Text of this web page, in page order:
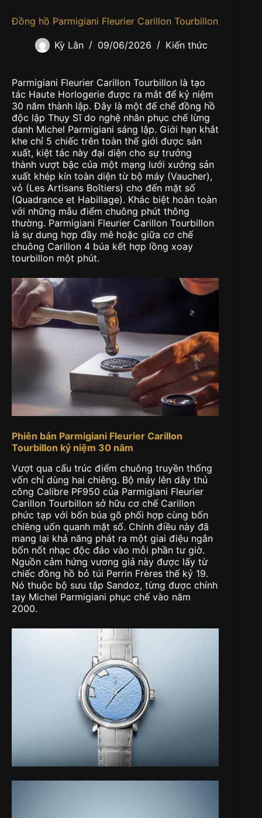
Đồng hồ Parmigiani Fleurier Carillon Tourbillon
Kỳ Lân 09/06/2026 Kiến thức
Parmigiani Fleurier Carillon Tourbillon là tạo
tác Haute Horlogerie được ra mắt để kỷ niệm
30 năm thành lập. Đây là một đế chế đồng hồ
độc lập Thụy Sĩ do nghệ nhân phục chế lừng
danh Michel Parmigiani sáng lập. Giới hạn khắt
khe chỉ 5 chiếc trên toàn thế giới được sản
xuất, kiệt tác này đại diện cho sự trưởng
thành vượt bậc của một mạng lưới xưởng sản
xuất khép kín toàn diện từ bộ máy (Vaucher),
vỏ (Les Artisans Boîtiers) cho đến mặt số
(Quadrance et Habillage). Khác biệt hoàn toàn
với những mẫu điểm chuông phút thông
thường. Parmigiani Fleurier Carillon Tourbillon
là sự dung hợp đầy mê hoặc giữa cơ chế
chuông Carillon 4 búa kết hợp lồng xoay
tourbillon một phút.
Phiên bản Parmigiani Fleurier Carillon
Tourbillon kỷ niệm 30 năm
Vượt qua cấu trúc điểm chuông truyền thống
vốn chỉ dùng hai chiêng. Bộ máy lên dây thủ
công Calibre PF950 của Parmigiani Fleurier
Carillon Tourbillon sở hữu cơ chế Carillon
phức tạp với bốn búa gõ phối hợp cùng bốn
chiêng uốn quanh mặt số. Chính điều này đã
mang lại khả năng phát ra một giai điệu ngắn
bốn nốt nhạc độc đáo vào mỗi phần tư giờ.
Nguồn cảm hứng vương giả này được lấy từ
chiếc đồng hồ bỏ túi Perrin Frères thế kỷ 19.
Nó thuộc bộ sưu tập Sandoz, từng được chính
tay Michel Parmigiani phục chế vào năm
2000.